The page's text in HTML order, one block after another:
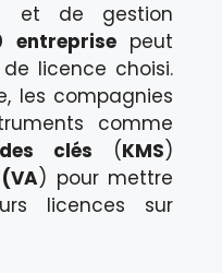
et de gestion
entreprisepeut
licence choisi.
les compagnies
comme
clés (KMS)
(VA) pour mettre
licences sur